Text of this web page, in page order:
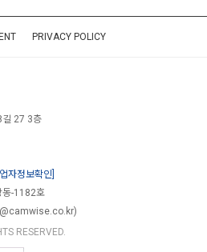
PRIVACY POLICY
길 27 3층
자정보확인]
동-1182호
)
RESERVED.